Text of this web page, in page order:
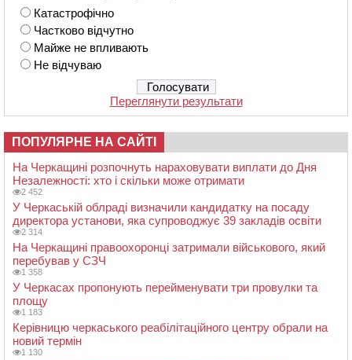
Катастрофічно
Частково відчутно
Майже не впливають
Не відчуваю
Переглянути результати
ПОПУЛЯРНЕ НА САЙТІ
На Черкащині розпочнуть нараховувати виплати до Дня
Незалежності: хто і скільки може отримати
2 452
У Черкаській облраді визначили кандидатку на посаду
директора установи, яка супроводжує 39 закладів освіти
2 314
На Черкащині правоохоронці затримали військового, який
перебував у СЗЧ
1 358
У Черкасах пропонують перейменувати три провулки та
площу
1 183
Керівницю черкаського реабілітаційного центру обрали на
новий термін
1 130